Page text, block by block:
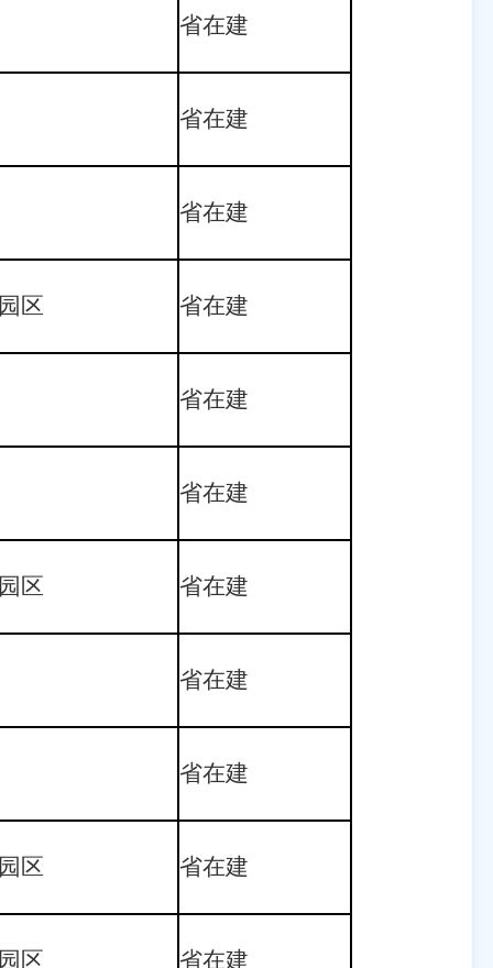
省在建
省在建
省在建
区 省在建
省在建
省在建
区 省在建
省在建
省在建
区 省在建
区 省在建